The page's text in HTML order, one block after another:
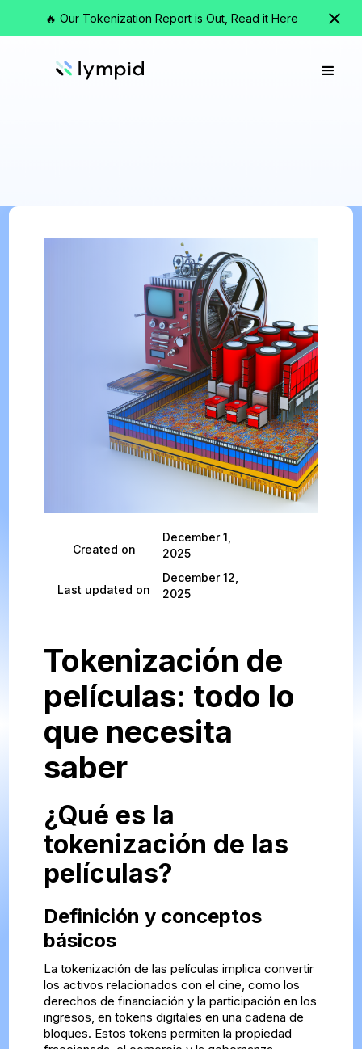
🔥 Our Tokenization Report is Out, Read it Here
Created on
December 1,
2025
Last updated on
December 12,
2025
Tokenización de
películas: todo lo
que necesita
saber
¿Qué es la
tokenización de las
películas?
Definición y conceptos
básicos
La tokenización de las películas implica convertir
los activos relacionados con el cine, como los
derechos de financiación y la participación en los
ingresos, en tokens digitales en una cadena de
bloques. Estos tokens permiten la propiedad